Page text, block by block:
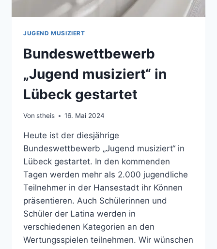
JUGEND MUSIZIERT
Bundeswettbewerb
„Jugend musiziert“ in
Lübeck gestartet
Von stheis 16. Mai 2024
Heute ist der diesjährige
Bundeswettbewerb „Jugend musiziert“ in
Lübeck gestartet. In den kommenden
Tagen werden mehr als 2.000 jugendliche
Teilnehmer in der Hansestadt ihr Können
präsentieren. Auch Schülerinnen und
Schüler der Latina werden in
verschiedenen Kategorien an den
Wertungsspielen teilnehmen. Wir wünschen